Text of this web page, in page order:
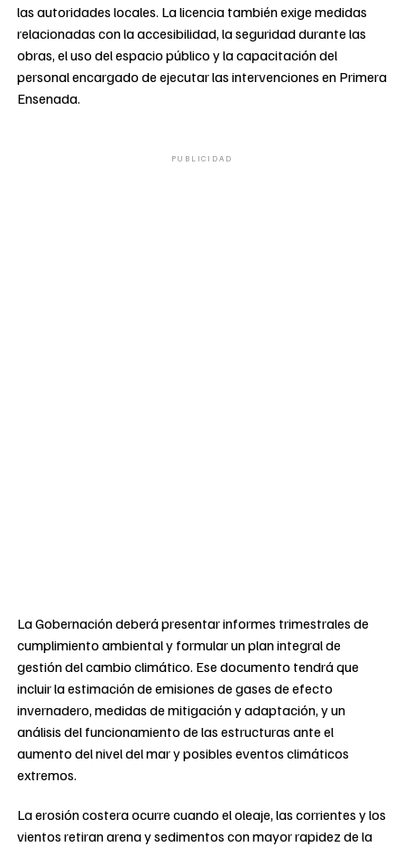
las autoridades locales. La licencia también exige medidas
relacionadas con la accesibilidad, la seguridad durante las
obras, el uso del espacio público y la capacitación del
personal encargado de ejecutar las intervenciones en Primera
Ensenada.
PUBLICIDAD
La Gobernación deberá presentar informes trimestrales de
cumplimiento ambiental y formular un plan integral de
gestión del cambio climático. Ese documento tendrá que
incluir la estimación de emisiones de gases de efecto
invernadero, medidas de mitigación y adaptación, y un
análisis del funcionamiento de las estructuras ante el
aumento del nivel del mar y posibles eventos climáticos
extremos.
La erosión costera ocurre cuando el oleaje, las corrientes y los
vientos retiran arena y sedimentos con mayor rapidez de la